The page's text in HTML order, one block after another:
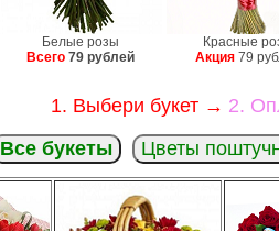
Белые розы
Всего 79 рублей
Красные
Акция 79
1. Выбери букет → 2.
Все букеты Цветы